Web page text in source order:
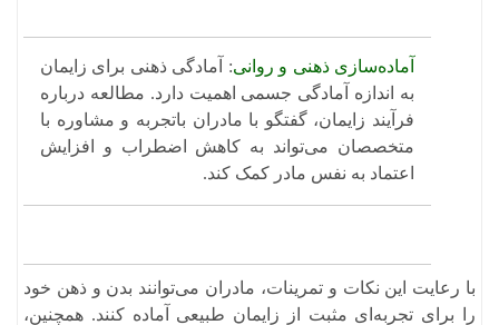
آماده‌سازی ذهنی و روانی: آمادگی ذهنی برای زایمان
به اندازه آمادگی جسمی اهمیت دارد. مطالعه درباره
فرآیند زایمان، گفتگو با مادران باتجربه و مشاوره با
متخصصان می‌تواند به کاهش اضطراب و افزایش
اعتماد به نفس مادر کمک کند.​
با رعایت این نکات و تمرینات، مادران می‌توانند بدن و ذهن خود
را برای تجربه‌ای مثبت از زایمان طبیعی آماده کنند. همچنین،